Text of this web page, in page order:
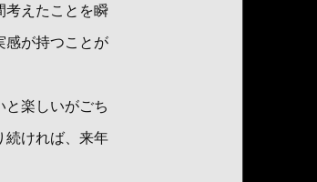
考えたことを瞬
が持つことが
と楽しいがごち
ければ、来年